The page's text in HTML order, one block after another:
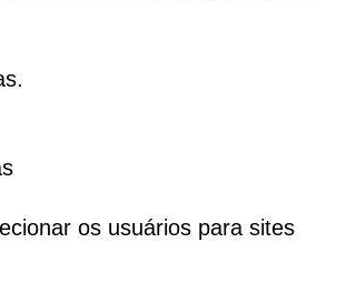
os usuários para sites